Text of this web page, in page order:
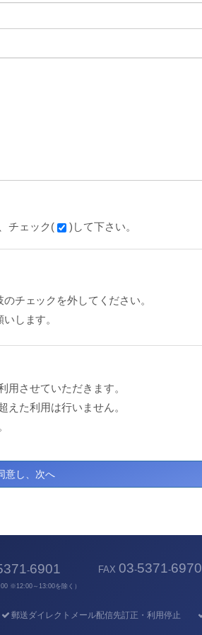
チェック( )して下さい。
チェックを外してください。
します。
用させていただきます。
えた利用は行いません。
-6901
※12:00～13:00を除く）
FAX 03-5371-6970
郵送ダイレクトメール配信先訂正・利用停止